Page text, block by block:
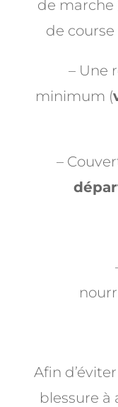
de marche
de
– Une
minimum (
–
Afin
blessure à